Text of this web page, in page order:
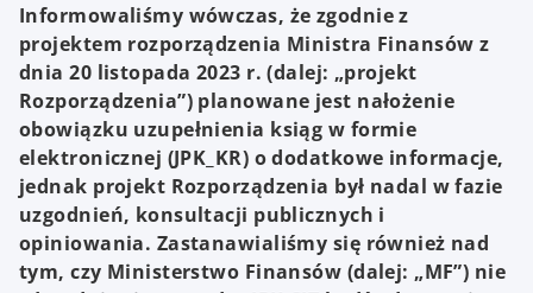
w
t
a
b
Informowaliśmy wówczas, że zgodnie z
projektem rozporządzenia Ministra Finansów z
dnia 20 listopada 2023 r. (dalej: „projekt
Rozporządzenia”) planowane jest nałożenie
obowiązku uzupełnienia ksiąg w formie
elektronicznej (JPK_KR) o dodatkowe informacje,
jednak projekt Rozporządzenia był nadal w fazie
uzgodnień, konsultacji publicznych i
opiniowania. Zastanawialiśmy się również nad
tym, czy Ministerstwo Finansów (dalej: „MF”) nie